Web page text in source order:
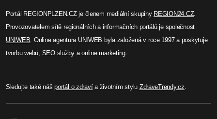
Portál REGIONPLZEN.CZ je členem mediální skupiny REGION24.CZ.
Provozovatelem sítě regionálních a informačních portálů je společnost
UNIWEB. Online agentura UNIWEB byla založená v roce 1997 a poskytuje
tvorbu webů, SEO služby a online marketing.
Sledujte také nášportál o zdravía životním stylu ZdraveTrendy.cz.